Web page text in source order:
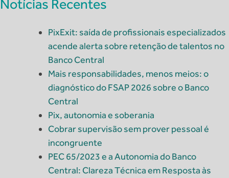
Notícias Recentes
PixExit: saída de profissionais especializados
acende alerta sobre retenção de talentos no
Banco Central
Mais responsabilidades, menos meios: o
diagnóstico do FSAP 2026 sobre o Banco
Central
Pix, autonomia e soberania
Cobrar supervisão sem prover pessoal é
incongruente
PEC 65/2023 e a Autonomia do Banco
Central: Clareza Técnica em Resposta às